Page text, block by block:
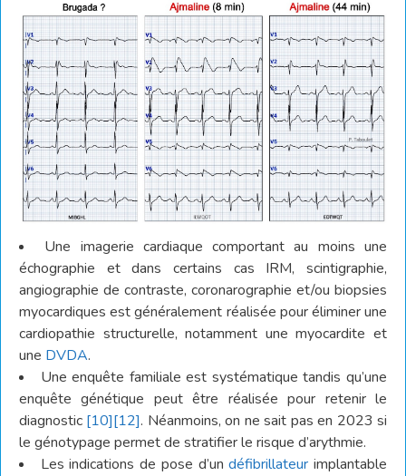
Une imagerie cardiaque comportant au moins une
échographie et dans certains cas IRM, scintigraphie,
angiographie de contraste, coronarographie et/ou biopsies
myocardiques est généralement réalisée pour éliminer une
cardiopathie structurelle, notamment une myocardite et
une DVDA.
Une enquête familiale est systématique tandis qu’une
enquête génétique peut être réalisée pour retenir le
diagnostic [10][12]. Néanmoins, on ne sait pas en 2023 si
le génotypage permet de stratifier le risque d’arythmie.
Les indications de pose d’undéfibrillateur implantable